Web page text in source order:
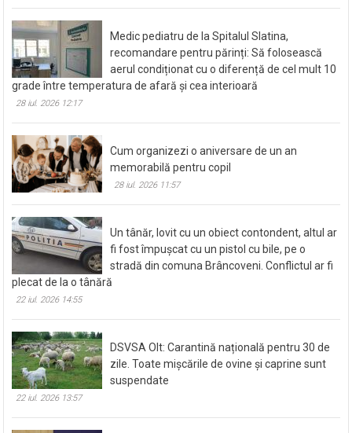
Medic pediatru de la Spitalul Slatina,
recomandare pentru părinți: Să folosească
aerul condiționat cu o diferență de cel mult 10
grade între temperatura de afară și cea interioară
28 iul. 2026 12:17
Cum organizezi o aniversare de un an
memorabilă pentru copil
28 iul. 2026 11:57
Un tânăr, lovit cu un obiect contondent, altul ar
fi fost împușcat cu un pistol cu bile, pe o
stradă din comuna Brâncoveni. Conflictul ar fi
plecat de la o tânără
22 iul. 2026 14:55
DSVSA Olt: Carantină națională pentru 30 de
zile. Toate mișcările de ovine și caprine sunt
suspendate
22 iul. 2026 13:57